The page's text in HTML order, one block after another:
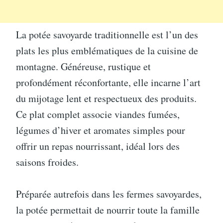
La potée savoyarde traditionnelle est l’un des
plats les plus emblématiques de la cuisine de
montagne. Généreuse, rustique et
profondément réconfortante, elle incarne l’art
du mijotage lent et respectueux des produits.
Ce plat complet associe viandes fumées,
légumes d’hiver et aromates simples pour
offrir un repas nourrissant, idéal lors des
saisons froides.
Préparée autrefois dans les fermes savoyardes,
la potée permettait de nourrir toute la famille